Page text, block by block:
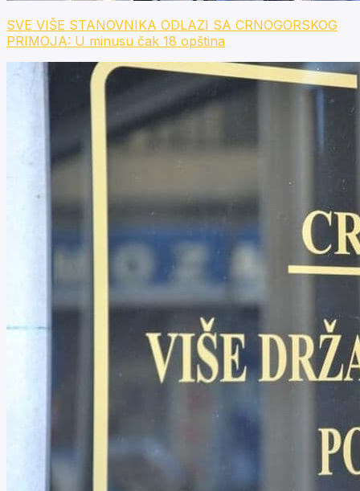
SVE VIŠE STANOVNIKA ODLAZI SA CRNOGORSKOG
PRIMOJA: U minusu čak 18 opština